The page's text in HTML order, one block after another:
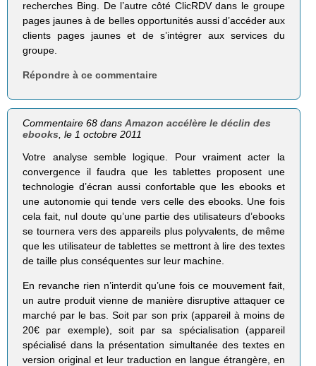
recherches Bing. De l’autre côté ClicRDV dans le groupe
pages jaunes à de belles opportunités aussi d’accéder aux
clients pages jaunes et de s’intégrer aux services du
groupe.
Répondre à ce commentaire
Commentaire 68 dansAmazon accélère le déclin des
ebooks , le 1 octobre 2011
Votre analyse semble logique. Pour vraiment acter la
convergence il faudra que les tablettes proposent une
technologie d’écran aussi confortable que les ebooks et
une autonomie qui tende vers celle des ebooks. Une fois
cela fait, nul doute qu’une partie des utilisateurs d’ebooks
se tournera vers des appareils plus polyvalents, de même
que les utilisateur de tablettes se mettront à lire des textes
de taille plus conséquentes sur leur machine.
En revanche rien n’interdit qu’une fois ce mouvement fait,
un autre produit vienne de manière disruptive attaquer ce
marché par le bas. Soit par son prix (appareil à moins de
20€ par exemple), soit par sa spécialisation (appareil
spécialisé dans la présentation simultanée des textes en
version original et leur traduction en langue étrangère, en